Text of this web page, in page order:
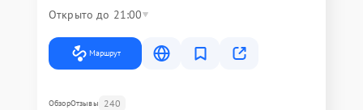
Открыто до 21:00
Маршрут
ОбзорОтзывы 240